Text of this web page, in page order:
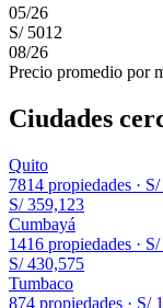
05/26
S/ 5012
08/26
Precio promedio por
Ciudades
Quito
7814 propiedades ·
S/ 359,123
Cumbayá
1416 propiedades ·
S/ 430,575
Tumbaco
874 propiedades · S/